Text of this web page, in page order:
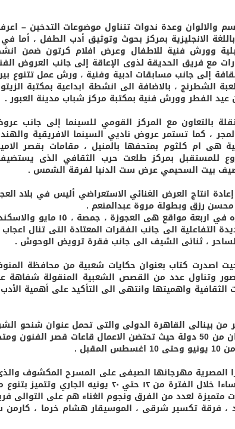
والالوان وعدة ندوات تتناول موضوعات التدخين –
الانجليزية بمركز بحوث وتوثيق أدب الطفل ، أما
وورش فنية للاطفال وعرض افلام كرتون ضمن
مع فريق الحديقة لذوى الإعاقة إلى جانب العروض
إلى جانب مسابقات ادبية وفنية ، ورش عمل تتنوع بين
الشطرنج ، بالاضافة الى انشطة ابداعية بمكتبة
بالتعاون مع المركز القومي للسينما إلى جانب
، كما تستمر عروض ناديي السينما الافريقية
هى ام كلثوم بمتحفها بالمنيل ، مقامات بقصر
للمستقبل بمركز طلعت حرب الثقافي الذى
بيت السحيمي عرض ست الدنيا لفرقة الشمس .
انتاج العرض الغنائي الاستعراضي أليس في بلاد
كما يفتتح السيرك القومي الموسم الصيفي لأول مره في اربعة
التفاعلية الى جانب الفقرات المعتادة التى تنال
، ثنائى الشيف الى جانب فقرة ترويض الوحوش .
اصدرت كتاب بعنوان حكايات شعبية من محافظة
وتناول عدد من القصص الشعبية المنقولة شفاهة
واهميتها وانتهى الى التأكيد على أهمية
من بينالى القاهرة الدولى والتى تحمل عنوان شنحو
بعد توقف استمر اكثر من 8 سنوات وبمشاركة 80 فنان من 50 دولة حيث تحتضن الاعمال قاعات قصر
.
المصرية مهرجانها الصيفى على المسرح المكشوف
مجموعة من العروض الفنية التي تقام في الثامنة مساءا خلال الفترة من ١٢ حتي ٢٠
متميزة لعدد من الفرق ونجوم الغناء هم على التوالى
، فرقة تكسير شرقى ، الموسيقار هشام خرما ، كارمن